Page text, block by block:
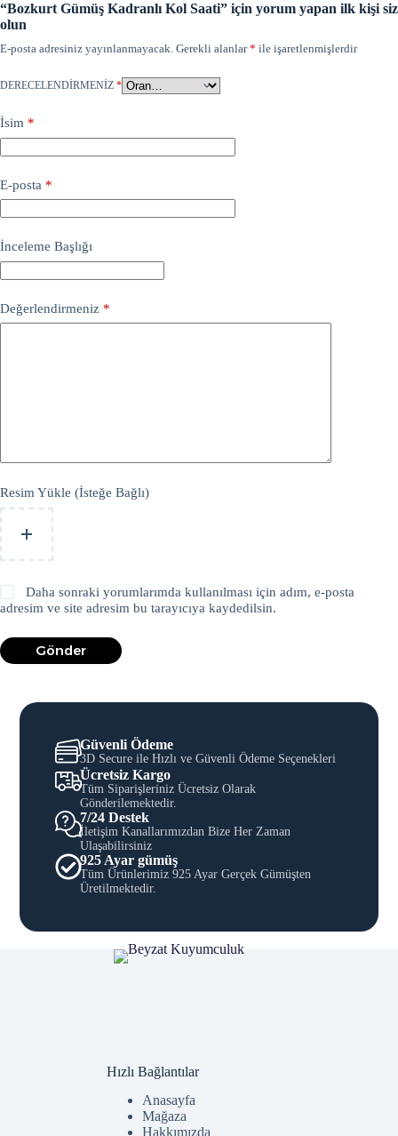
“Bozkurt Gümüş Kadranlı Kol Saati” için yorum yapan ilk kişi siz
olun
E-posta adresiniz yayınlanmayacak. Gerekli alanlar* ile işaretlenmişlerdir
DERECELENDIRMENIZ *
İsim *
E-posta *
İnceleme Başlığı
Değerlendirmeniz *
Resim Yükle (İsteğe Bağlı)
Daha sonraki yorumlarımda kullanılması için adım, e-posta
adresim ve site adresim bu tarayıcıya kaydedilsin.
Gönder
Güvenli Ödeme
3D Secure ile Hızlı ve Güvenli Ödeme Seçenekleri
Ücretsiz Kargo
Tüm Siparişleriniz Ücretsiz Olarak
Gönderilemektedir.
7/24 Destek
İletişim Kanallarımızdan Bize Her Zaman
Ulaşabilirsiniz
925 Ayar gümüş
Tüm Ürünlerimiz 925 Ayar Gerçek Gümüşten
Üretilmektedir.
Hızlı Bağlantılar
Anasayfa
Mağaza
Hakkımızda